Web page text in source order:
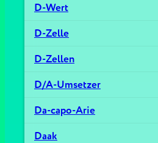
D-Wert
D-Zelle
D-Zellen
D/A-Umsetzer
Da-capo-Arie
Daak